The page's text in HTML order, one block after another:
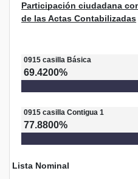
Participación ciudadana
de las Actas Contabilizadas
0915 casilla Básica
69.4200%
0915 casilla Contigua 1
77.8800%
Lista Nominal